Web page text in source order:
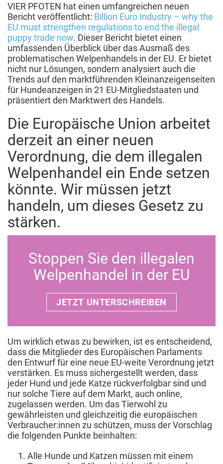
VIER PFOTEN hat einen umfangreichen neuen
Bericht veröffentlicht: Billion Euro Industry – why the
EU must strengthen regulations to end the illegal
puppy trade now. Dieser Bericht bietet einen
umfassenden Überblick über das Ausmaß des
problematischen Welpenhandels in der EU. Er bietet
nicht nur Lösungen, sondern analysiert auch die
Trends auf den marktführenden Kleinanzeigenseiten
für Hundeanzeigen in 21 EU-Mitgliedstaaten und
präsentiert den Marktwert des Handels.
Die Europäische Union arbeitet
derzeit an einer neuen
Verordnung, die dem illegalen
Welpenhandel ein Ende setzen
könnte. Wir müssen jetzt
handeln, um dieses Gesetz zu
stärken.
Stoppen Sie den illegalen
Welpenhandel in der EU
JETZT UNTERSCHREIBEN
Um wirklich etwas zu bewirken, ist es entscheidend,
dass die Mitglieder des Europäischen Parlaments
den Entwurf für eine neue EU-weite Verordnung jetzt
verstärken. Es muss sichergestellt werden, dass
jeder Hund und jede Katze rückverfolgbar sind und
nur solche Tiere auf dem Markt, auch online,
zugelassen werden. Um das Tierwohl zu
gewährleisten und gleichzeitig die europäischen
Verbraucher:innen zu schützen, muss der Vorschlag
die folgenden Punkte beinhalten:
Alle Hunde und Katzen müssen mit einem